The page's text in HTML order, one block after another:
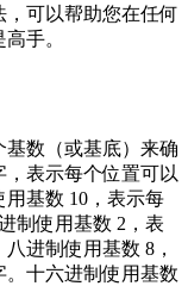
可以帮助您在任何
手。
数（或基底）来确
表示每个位置可以
基数 10，表示每
制使用基数 2，表
进制使用基数 8，
。十六进制使用基数